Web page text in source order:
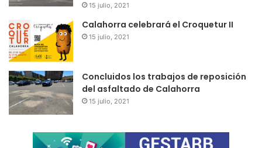
15 julio, 2021
Calahorra celebrará el Croquetur II
15 julio, 2021
Concluidos los trabajos de reposición
del asfaltado de Calahorra
15 julio, 2021